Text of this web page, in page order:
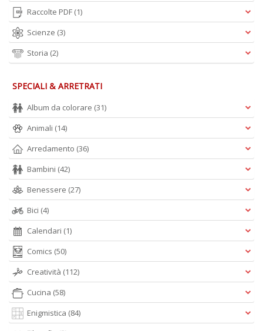
Raccolte PDF (1)
Scienze (3)
Storia (2)
SPECIALI & ARRETRATI
Album da colorare (31)
Animali (14)
Arredamento (36)
Bambini (42)
Benessere (27)
Bici (4)
Calendari (1)
Comics (50)
Creatività (112)
Cucina (58)
Enigmistica (84)